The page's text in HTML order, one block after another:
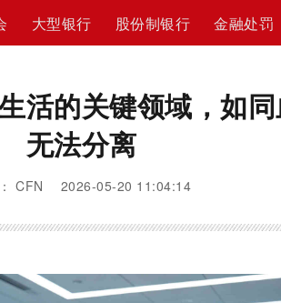
大型银行 股份制银行 金融处罚
活的关键领域，如
无法分离
CFN 2026-05-20 11:04:14